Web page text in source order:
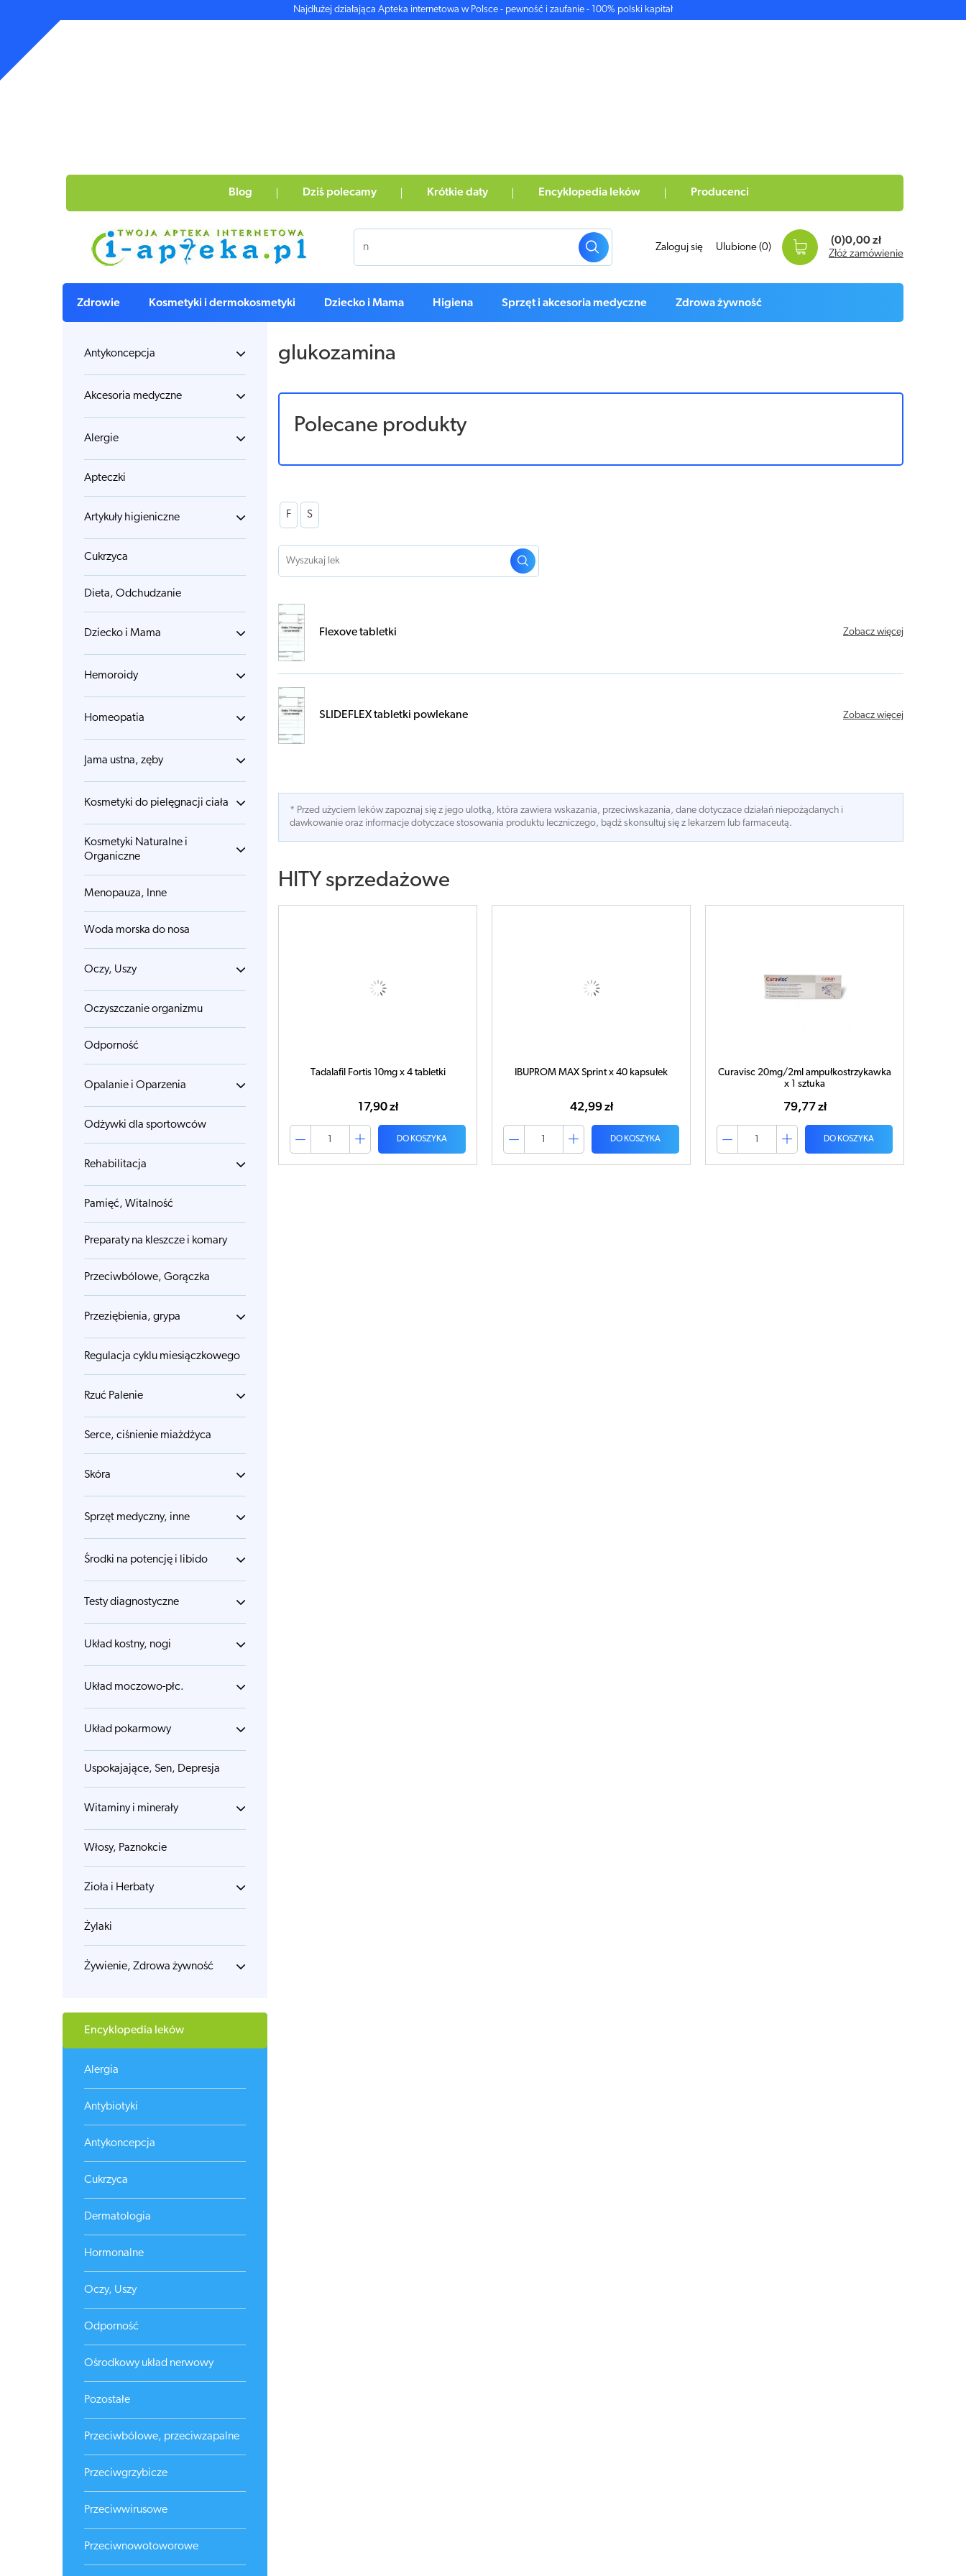
Najdłużej działająca Apteka internetowa w Polsce - pewność i zaufanie - 100% polski kapitał
Blog Dziś polecamy Krótkie daty Encyklopedia leków Producenci
Zaloguj się Ulubione (0)
(0)0,00 zł
Złóż zamówienie
Zdrowie Kosmetyki i dermokosmetyki Dziecko i Mama Higiena Sprzęt i akcesoria medyczne Zdrowa żywność
Antykoncepcja
Akcesoria medyczne
Alergie
Apteczki
Artykuły higieniczne
Cukrzyca
Dieta, Odchudzanie
Dziecko i Mama
Hemoroidy
Homeopatia
Jama ustna, zęby
Kosmetyki do pielęgnacji ciała
Kosmetyki Naturalne i
Organiczne
Menopauza, Inne
Woda morska do nosa
Oczy, Uszy
Oczyszczanie organizmu
Odporność
Opalanie i Oparzenia
Odżywki dla sportowców
Rehabilitacja
Pamięć, Witalność
Preparaty na kleszcze i komary
Przeciwbólowe, Gorączka
Przeziębienia, grypa
Regulacja cyklu miesiączkowego
Rzuć Palenie
Serce, ciśnienie miażdżyca
Skóra
Sprzęt medyczny, inne
Środki na potencję i libido
Testy diagnostyczne
Układ kostny, nogi
Układ moczowo-płc.
Układ pokarmowy
Uspokajające, Sen, Depresja
Witaminy i minerały
Włosy, Paznokcie
Zioła i Herbaty
Żylaki
Żywienie, Zdrowa żywność
Encyklopedia leków
Alergia
Antybiotyki
Antykoncepcja
Cukrzyca
Dermatologia
Hormonalne
Oczy, Uszy
Odporność
Ośrodkowy układ nerwowy
Pozostałe
Przeciwbólowe, przeciwzapalne
Przeciwgrzybicze
Przeciwwirusowe
Przeciwnowotoworowe
glukozamina
Polecane produkty
F S
Flexove tabletki Zobacz więcej
SLIDEFLEX tabletki powlekane Zobacz więcej
* Przed użyciem leków zapoznaj się z jego ulotką, która zawiera wskazania, przeciwskazania, dane dotyczace działań niepożądanych i
dawkowanie oraz informacje dotyczace stosowania produktu leczniczego, bądź skonsultuj się z lekarzem lub farmaceutą.
HITY sprzedażowe
Tadalafil Fortis 10mg x 4 tabletki
17,90 zł
DO KOSZYKA
IBUPROM MAX Sprint x 40 kapsułek
42,99 zł
DO KOSZYKA
Curavisc 20mg/2ml ampułkostrzykawka
x 1 sztuka
79,77 zł
DO KOSZYKA